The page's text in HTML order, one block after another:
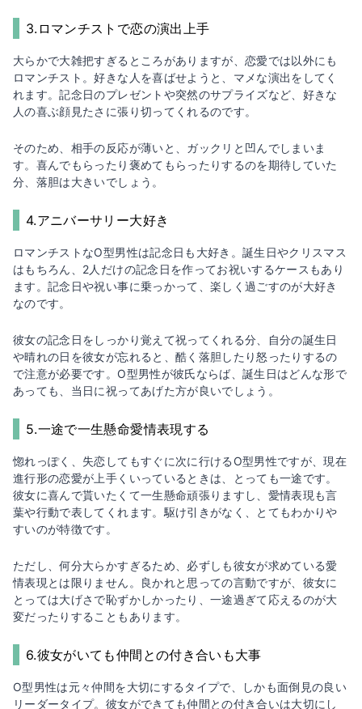
3.ロマンチストで恋の演出上手
大らかで大雑把すぎるところがありますが、恋愛では以外にも
ロマンチスト。好きな人を喜ばせようと、マメな演出をしてく
れます。記念日のプレゼントや突然のサプライズなど、好きな
人の喜ぶ顔見たさに張り切ってくれるのです。
そのため、相手の反応が薄いと、ガックリと凹んでしまいま
す。喜んでもらったり褒めてもらったりするのを期待していた
分、落胆は大きいでしょう。
4.アニバーサリー大好き
ロマンチストなO型男性は記念日も大好き。誕生日やクリスマス
はもちろん、2人だけの記念日を作ってお祝いするケースもあり
ます。記念日や祝い事に乗っかって、楽しく過ごすのが大好き
なのです。
彼女の記念日をしっかり覚えて祝ってくれる分、自分の誕生日
や晴れの日を彼女が忘れると、酷く落胆したり怒ったりするの
で注意が必要です。O型男性が彼氏ならば、誕生日はどんな形で
あっても、当日に祝ってあげた方が良いでしょう。
5.一途で一生懸命愛情表現する
惚れっぽく、失恋してもすぐに次に行けるO型男性ですが、現在
進行形の恋愛が上手くいっているときは、とっても一途です。
彼女に喜んで貰いたくて一生懸命頑張りますし、愛情表現も言
葉や行動で表してくれます。駆け引きがなく、とてもわかりや
すいのが特徴です。
ただし、何分大らかすぎるため、必ずしも彼女が求めている愛
情表現とは限りません。良かれと思っての言動ですが、彼女に
とっては大げさで恥ずかしかったり、一途過ぎて応えるのが大
変だったりすることもあります。
6.彼女がいても仲間との付き合いも大事
O型男性は元々仲間を大切にするタイプで、しかも面倒見の良い
リーダータイプ。彼女ができても仲間との付き合いは大切にし